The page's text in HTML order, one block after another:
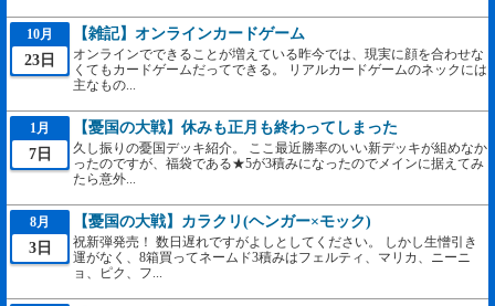
10月
23日
【雑記】オンラインカードゲーム
オンラインでできることが増えている昨今では、現実に顔を合わせな
くてもカードゲームだってできる。 リアルカードゲームのネックには
主なもの...
1月
7日
【憂国の大戦】休みも正月も終わってしまった
久し振りの憂国デッキ紹介。 ここ最近勝率のいい新デッキが組めなか
ったのですが、福袋である★5が3積みになったのでメインに据えてみ
たら意外...
8月
3日
【憂国の大戦】カラクリ(ヘンガー×モック)
祝新弾発売！ 数日遅れですがよしとしてください。 しかし生憎引き
運がなく、8箱買ってネームド3積みはフェルティ、マリカ、ニーニ
ョ、ピク、フ...